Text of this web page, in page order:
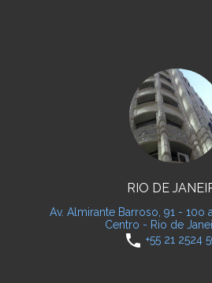
RIO DE
Av. Almirante Barroso, 91 - 10o
Centro - Rio de
phone +55 21 2524